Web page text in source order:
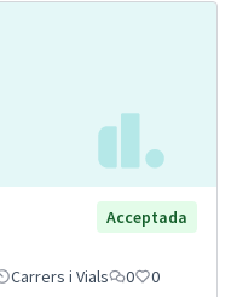
Acceptada
Carrers i Vials 0 0